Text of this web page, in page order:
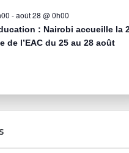
-août 28 @ 0h00
: Nairobi accueille la
de l’EAC du 25 au 28 août